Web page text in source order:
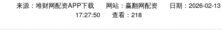
来源：堆财网配资APP下载 网站：赢翻网配资
日期：2026-02-13
17:27:50
查看：218